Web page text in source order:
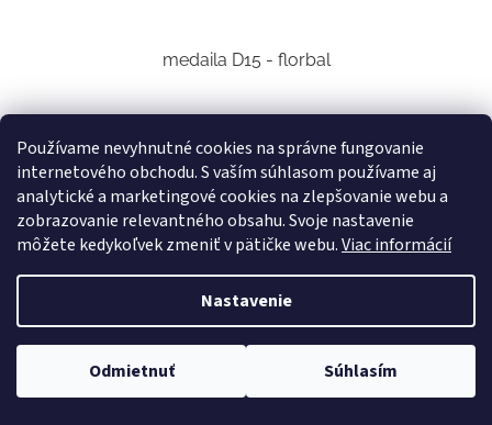
Používame nevyhnutné cookies na správne fungovanie
internetového obchodu. S vaším súhlasom používame aj
analytické a marketingové cookies na zlepšovanie webu a
zobrazovanie relevantného obsahu. Svoje nastavenie
môžete kedykoľvek zmeniť v pätičke webu.Viac informácií
Nastavenie
Odmietnuť Súhlasím
medaila D15 - florbal
€0,41 bez DPH
€0,50 DETAIL
priemer 50mm
Kód:2577